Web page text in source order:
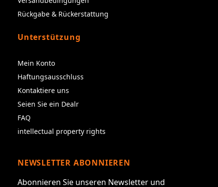
Rückgabe & Rückerstattung
Unterstützung
Mein Konto
Haftungsausschluss
Kontaktiere uns
Seien Sie ein Dealr
FAQ
intellectual property rights
NEWSLETTER ABONNIEREN
Abonnieren Sie unseren Newsletter und